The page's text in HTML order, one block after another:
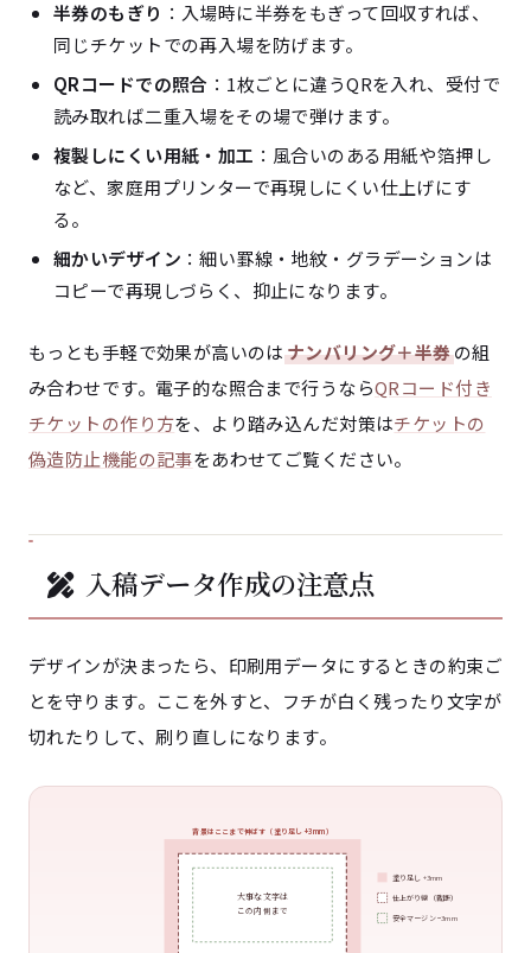
半券のもぎり ：入場時に半券をもぎって回収すれば、
同じチケットでの再入場を防げます。
QRコードでの照合 ：1枚ごとに違うQRを入れ、受付で
読み取れば二重入場をその場で弾けます。
複製しにくい用紙・加工 ：風合いのある用紙や箔押し
など、家庭用プリンターで再現しにくい仕上げにす
る。
細かいデザイン ：細い罫線・地紋・グラデーションは
コピーで再現しづらく、抑止になります。
もっとも手軽で効果が高いのはナンバリング＋半券の組
み合わせです。電子的な照合まで行うならQRコード付き
チケットの作り方を、より踏み込んだ対策はチケットの
偽造防止機能の記事をあわせてご覧ください。
入稿データ作成の注意点
デザインが決まったら、印刷用データにするときの約束ご
とを守ります。ここを外すと、フチが白く残ったり文字が
切れたりして、刷り直しになります。
背景はここまで伸ばす（塗り足し +3mm）
大事な文字は
この内側まで
塗り足し +3mm
仕上がり線（裁断）
安全マージン −3mm